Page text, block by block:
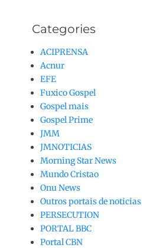
Categories
ACIPRENSA
Acnur
EFE
Fuxico Gospel
Gospel mais
Gospel Prime
JMM
JMNOTICIAS
Morning Star News
Mundo Cristao
Onu News
Outros portais de noticias
PERSECUTION
PORTAL BBC
Portal CBN